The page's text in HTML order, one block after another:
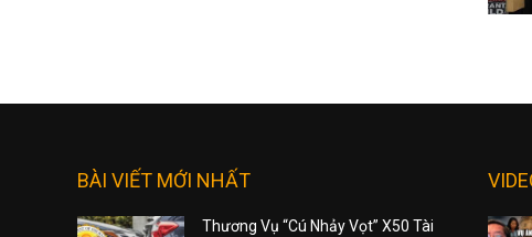
BÀI VIẾT MỚI NHẤT
Thương Vụ “Cú Nhảy Vọt” X50 Tài